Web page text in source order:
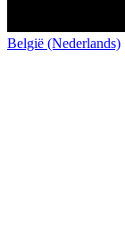
België (Nederlands)